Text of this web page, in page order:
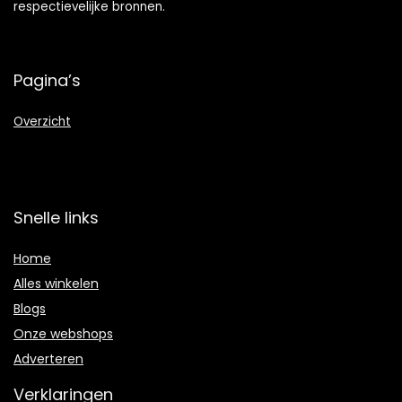
respectievelijke bronnen.
Pagina’s
Overzicht
Snelle links
Home
Alles winkelen
Blogs
Onze webshops
Adverteren
Verklaringen